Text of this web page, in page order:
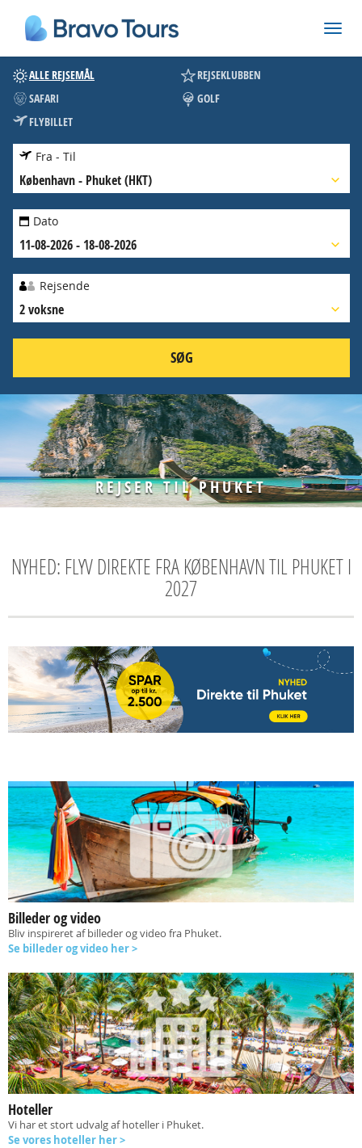
ALLE REJSEMÅL
REJSEKLUBBEN
SAFARI
GOLF
FLYBILLET
Fra - Til
København- Phuket (HKT)
Dato
11-08-2026 - 18-08-2026
Rejsende
2 voksne
SØG
REJSER TIL PHUKET
NYHED: FLYV DIREKTE FRA KØBENHAVN TIL PHUKET I
2027
Billeder og video
Bliv inspireret af billeder og video fra Phuket.
Se billeder og video her >
Hoteller
Vi har et stort udvalg af hoteller i Phuket.
Se vores hoteller her >